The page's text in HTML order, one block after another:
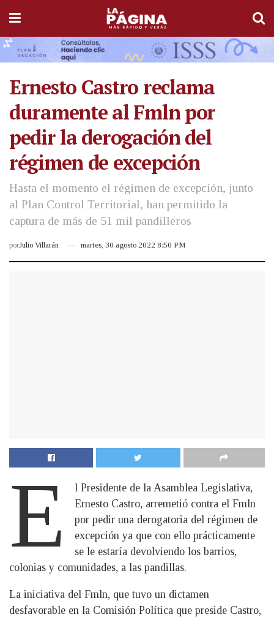
Ernesto Castro reclama
duramente al Fmln por
pedir la derogación del
régimen de excepción
Hasta el momento el régimen de excepción, junto
al Plan Control Territorial, han permitido la
captura de más de 51 mil pandilleros
porJulio Villarán martes, 30 agosto 2022 8:50 PM
E
l Presidente de la Asamblea Legislativa,
Ernesto Castro, arremetió contra el Fmln
por pedir una derogatoria del régimen de
excepción ya que con ello prácticamente
se le estaría devolviendo los barrios,
colonias y comunidades, a las pandillas.
La iniciativa del Fmln, que tuvo un dictamen
desfavorable en la Comisión Política que preside Castro,